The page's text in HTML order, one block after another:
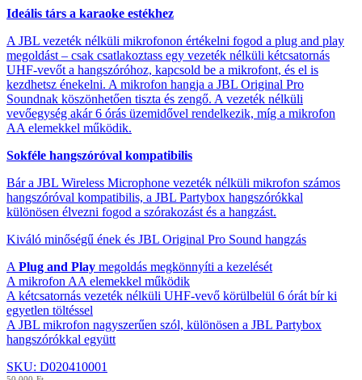
Ideális társ a karaoke estékhez
A JBL vezeték nélküli mikrofonon értékelni fogod a plug and play
megoldást – csak csatlakoztass egy vezeték nélküli kétcsatornás
UHF-vevőt a hangszóróhoz, kapcsold be a mikrofont, és el is
kezdhetsz énekelni. A mikrofon hangja a JBL Original Pro
Soundnak köszönhetően tiszta és zengő. A vezeték nélküli
vevőegység akár 6 órás üzemidővel rendelkezik, míg a mikrofon
AA elemekkel működik.
Sokféle hangszóróval kompatibilis
Bár a JBL Wireless Microphone vezeték nélküli mikrofon számos
hangszóróval kompatibilis, a JBL Partybox hangszórókkal
különösen élvezni fogod a szórakozást és a hangzást.
Kiváló minőségű ének és JBL Original Pro Sound hangzás
APlug and Play megoldás megkönnyíti a kezelését
A mikrofon AA elemekkel működik
A kétcsatornás vezeték nélküli UHF-vevő körülbelül 6 órát bír ki
egyetlen töltéssel
A JBL mikrofon nagyszerűen szól, különösen a JBL Partybox
hangszórókkal együtt
SKU: D020410001